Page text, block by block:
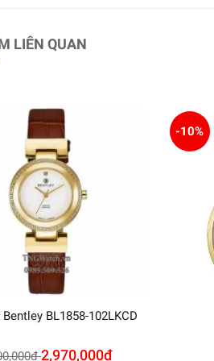
LIÊN QUAN
BL1858-102LKCD
₫ 2,970,000₫
-10%